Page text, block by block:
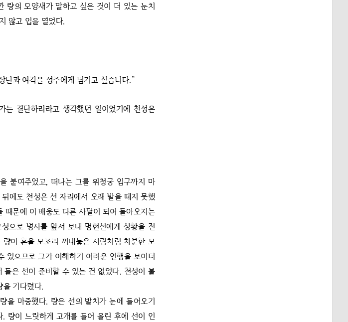
량의 모양새가 말하고 싶은 것이 더 있는 눈치
않고 입을 열었다.
단과 여각을 성주에게 넘기고 싶습니다.”
는 결단하리라고 생각했던 일이었기에 천성은
붙여주었고, 떠나는 그를 위청궁 입구까지 마
에도 천성은 선 자리에서 오래 발을 떼지 못했
때문에 이 배웅도 다른 사달이 되어 돌아오지는
으로 병사를 앞서 보내 명현선에게 상황을 전
이 혼을 모조리 꺼내놓은 사람처럼 차분한 모
있으므로 그가 이해하기 어려운 언행을 보이더
들은 선이 준비할 수 있는 건 없었다. 천성이 불
을 기다렸다.
을 마중했다. 량은 선의 발치가 눈에 들어오기
량이 느릿하게 고개를 들어 올린 후에 선이 인